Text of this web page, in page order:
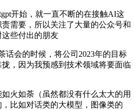
开始，就一直不断的在接触AI这
需要，所以关注了大量的公众号和
些付出的朋友
话会的时候，将公司2023年的目标
，因为我预感到技术领域将要面临
火如荼（虽然都没有什么太大的用
比如对话类的大模型，图像类的